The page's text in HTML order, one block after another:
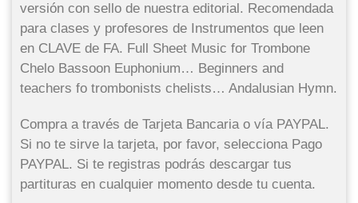
versión con sello de nuestra editorial. Recomendada
para clases y profesores de Instrumentos que leen
en CLAVE de FA. Full Sheet Music for Trombone
Chelo Bassoon Euphonium… Beginners and
teachers fo trombonists chelists… Andalusian Hymn.
Compra a través de Tarjeta Bancaria o vía PAYPAL.
Si no te sirve la tarjeta, por favor, selecciona Pago
PAYPAL. Si te registras podrás descargar tus
partituras en cualquier momento desde tu cuenta.